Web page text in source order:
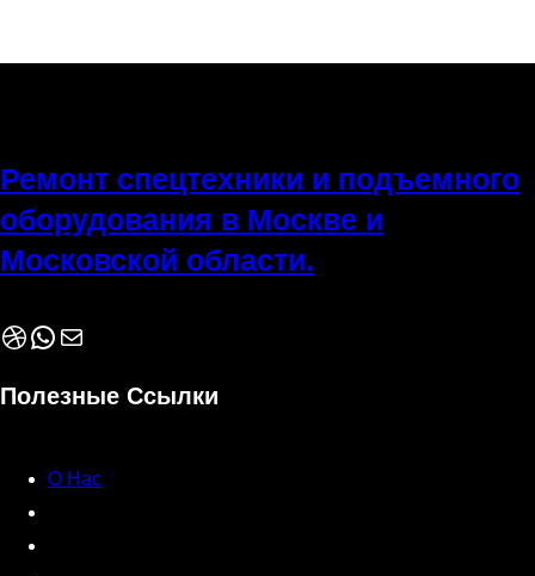
Ремонт спецтехники и подъемного
оборудования в Москве и
Московской области.
Dribbble WhatsApp Почта
Полезные Ссылки
О Нас